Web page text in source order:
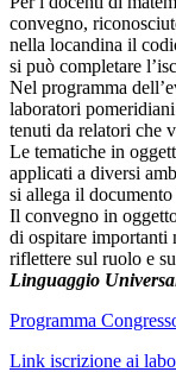
convegno,
nella locandina il
si può completare
Nel programma
laboratori
tenuti da relatori che
Le tematiche in
applicati a diversi
si allega il
Il convegno in
di ospitare importanti
riflettere sul ruolo e
Linguaggio
Programma
Link iscrizione ai